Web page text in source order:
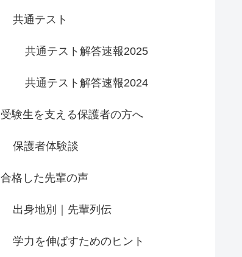
共通テスト
共通テスト解答速報2025
共通テスト解答速報2024
受験生を支える保護者の方へ
保護者体験談
合格した先輩の声
出身地別｜先輩列伝
学力を伸ばすためのヒント